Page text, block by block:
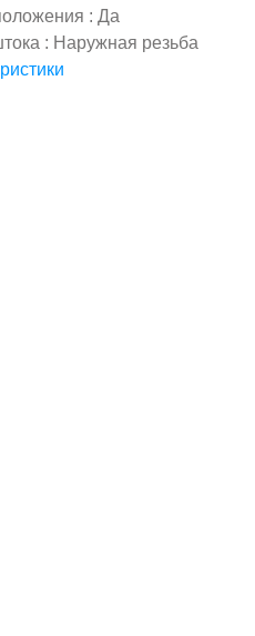
: Да
: Наружная резьба